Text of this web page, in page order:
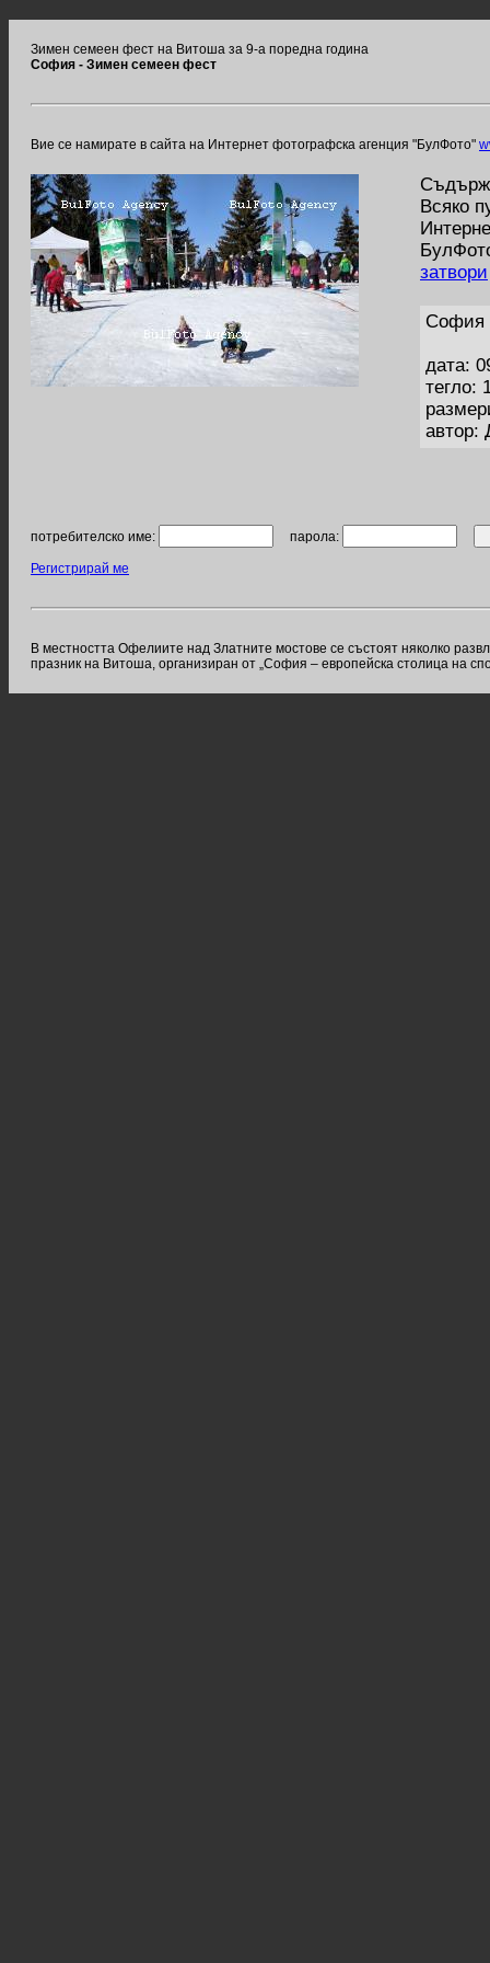
Зимен семеен фест на Витоша за 9-а поредна година
София - Зимен семеен фест
Вие се намирате в сайта на Интернет фотографска агенция "БулФото"
Всяко
затвори
София
дата:
тегло:
автор:
потребителско име: парола:
Регистрирай ме
В местността Офелиите над Златните мостове се състоят няколко
празник на Витоша, организиран от „София – европейска столица на